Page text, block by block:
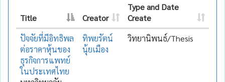
Title Creator
Type and Date
Create
ปัจจัยที่มีอิทธิพล
ต่อราคาหุ้นของ
ธุรกิจการแพทย์
ในประเทศไทย
ทิพยรัตน์
นุ้ยเมือง
วิทยานิพนธ์/Thesis